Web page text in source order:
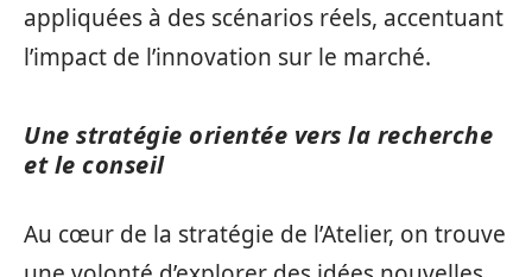
appliquées à des scénarios réels, accentuant
l’impact de l’innovation sur le marché.
Une stratégie orientée vers la recherche
et le conseil
Au cœur de la stratégie de l’Atelier, on trouve